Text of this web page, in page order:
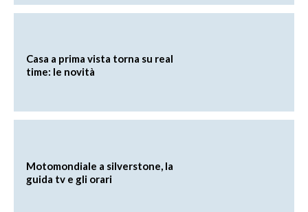
Casa a prima vista torna su real
time: le novità
Motomondiale a silverstone, la
guida tv e gli orari